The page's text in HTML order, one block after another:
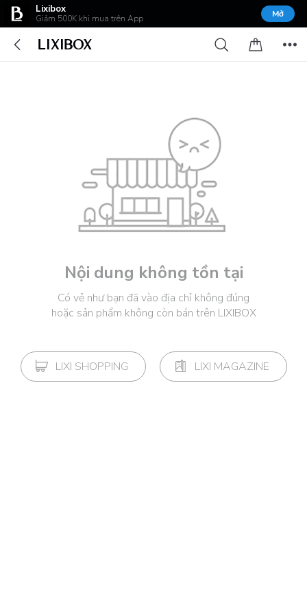
Lixibox
Giảm 500K khi mua trên App Mở
Nội dung không tồn tại
Có vẻ như bạn đã vào địa chỉ không đúng
hoặc sản phẩm không còn bán trên LIXIBOX
LIXI SHOPPING LIXI MAGAZINE